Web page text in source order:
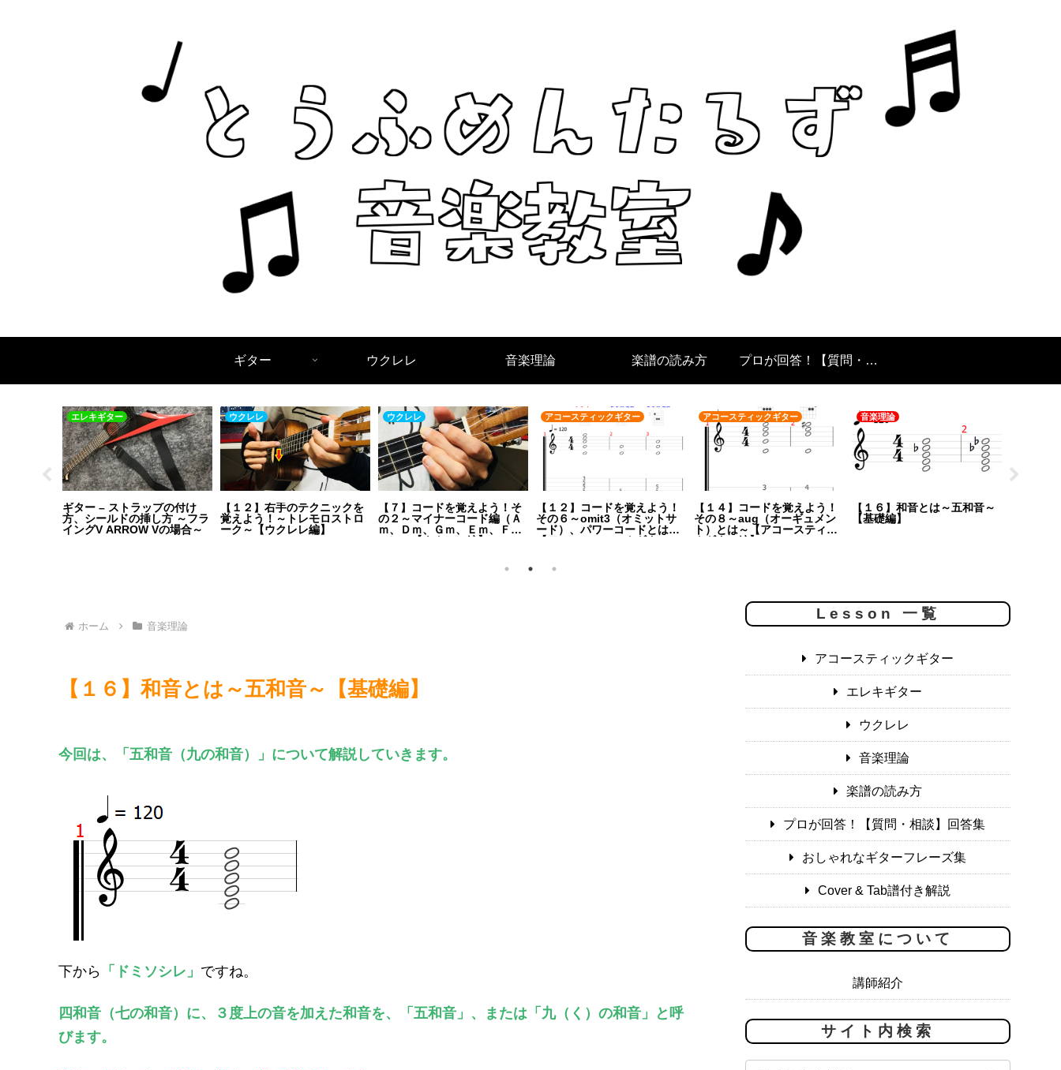
ギター ウクレレ 音楽理論 楽譜の読み方 プロが回答！【質問・相談】回答集
エレキギター
ギター – ストラップの付け
方、シールドの挿し方 ～フラ
イングV ARROW Vの場合～
ウクレレ
【１２】右手のテクニックを
覚えよう！～トレモロストロ
ーク～【ウクレレ編】
ウクレレ
【７】コードを覚えよう！そ
の２～マイナーコード編（Ａ
ｍ、Ｄｍ、Ｇｍ、Ｅｍ、Ｆ
アコースティックギター
【１２】コードを覚えよう！
その６～omit3（オミットサ
ード）、パワーコードとは～
アコースティックギター
【１４】コードを覚えよう！
その８～aug（オーギュメン
ト）とは～【アコースティッ
音楽理論
【１６】和音とは～五和音～
【基礎編】
ホーム 音楽理論
【１６】和音とは～五和音～【基礎編】
今回は、「五和音（九の和音）」について解説していきます。
下から 「ドミソシレ」 ですね。
四和音（七の和音）に、３度上の音を加えた和音を、「五和音」、または「九（く）の和音」と呼
びます。
Lesson 一覧
アコースティックギター
エレキギター
ウクレレ
音楽理論
楽譜の読み方
プロが回答！【質問・相談】回答集
おしゃれなギターフレーズ集
Cover & Tab譜付き解説
音楽教室について
講師紹介
サイト内検索